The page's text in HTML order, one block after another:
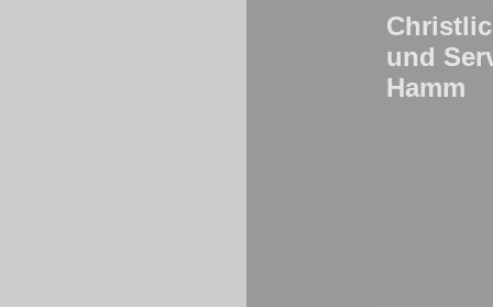
und
Hamm